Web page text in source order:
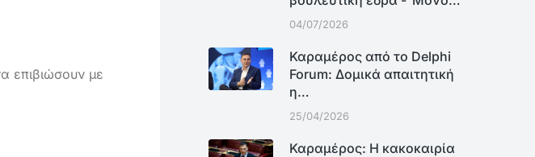
επιβιώσουν με
04/07/2026
Καραμέρος από το Delphi
Forum: Δομικά απαιτητική
η…
25/04/2026
Καραμέρος: Η κακοκαιρία